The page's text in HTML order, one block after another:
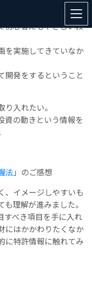
初心者にもやさしい教
を実施してきていなか
開発をするということ
入れたい。
資の動きという情報を
法 」のご感想
、イメージしやすいも
理解が進みました。
すべき項目を手に入れ
にはかかわりたくなか
に特許情報に触れてみ